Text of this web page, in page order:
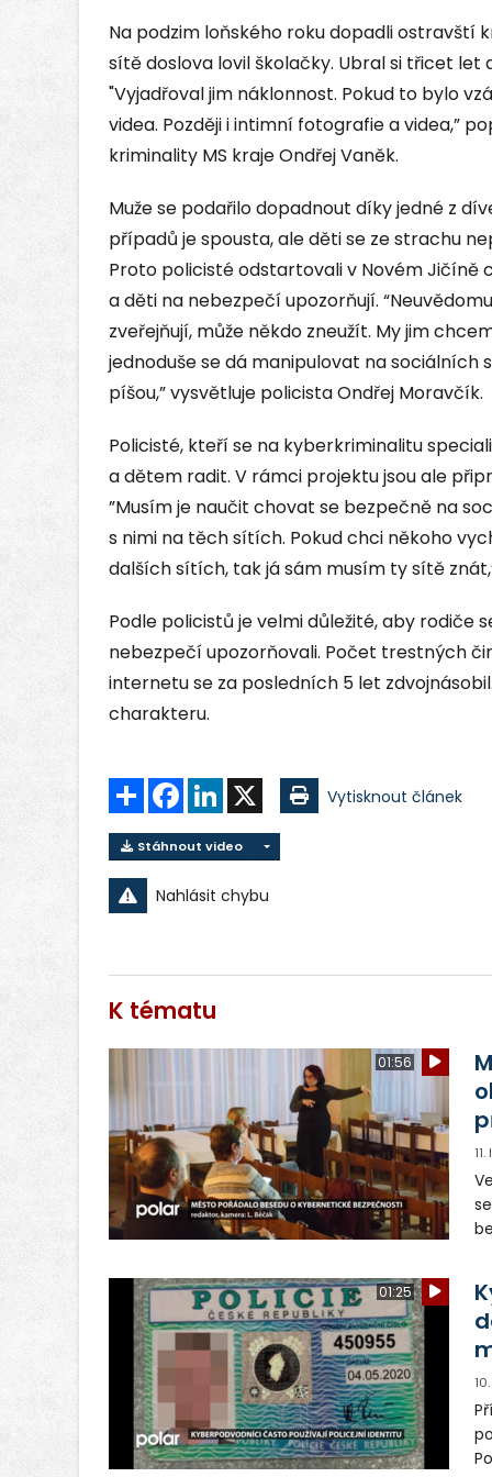
Na podzim loňského roku dopadli ostravští
sítě doslova lovil školačky. Ubral si třicet let
"Vyjadřoval jim náklonnost. Pokud to bylo
videa. Později i intimní fotografie a videa,”
kriminality MS kraje Ondřej Vaněk.
Muže se podařilo dopadnout díky jedné z
případů je spousta, ale děti se ze strachu
Proto policisté odstartovali v Novém
a děti na nebezpečí upozorňují.
zveřejňují, může někdo zneužít. My jim
jednoduše se dá manipulovat na
píšou,” vysvětluje policista Ondřej Moravčík.
Policisté, kteří se na kyberkriminalitu
a dětem radit. V rámci projektu jsou ale
”Musím je naučit chovat se bezpečně na
s nimi na těch sítích. Pokud chci někoho
dalších sítích, tak já sám musím ty sítě
Podle policistů je velmi důležité, aby rodiče
nebezpečí upozorňovali. Počet trestných
internetu se za posledních 5 let
charakteru.
Sdílet FacebookLinkedIn Vytisknout článek
Stáhnout video
Nahlásit chybu
K tématu
01:56
01:25